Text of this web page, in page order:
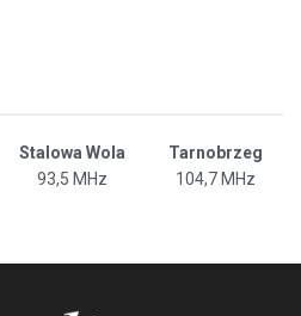
Stalowa Wola
Tarnobrzeg
93,5 MHz 104,7 MHz